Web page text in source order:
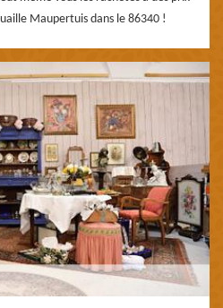
Maupertuis dans le 86340 !